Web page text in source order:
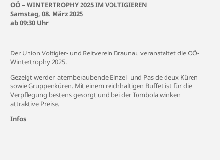
OÖ – WINTERTROPHY 2025 IM VOLTIGIEREN
Samstag, 08. März 2025
ab 09:30 Uhr
Der Union Voltigier- und Reitverein Braunau veranstaltet die OÖ-
Wintertrophy 2025.
Gezeigt werden atemberaubende Einzel- und Pas de deux Küren
sowie Gruppenküren. Mit einem reichhaltigen Buffet ist für die
Verpflegung bestens gesorgt und bei der Tombola winken
attraktive Preise.
Infos